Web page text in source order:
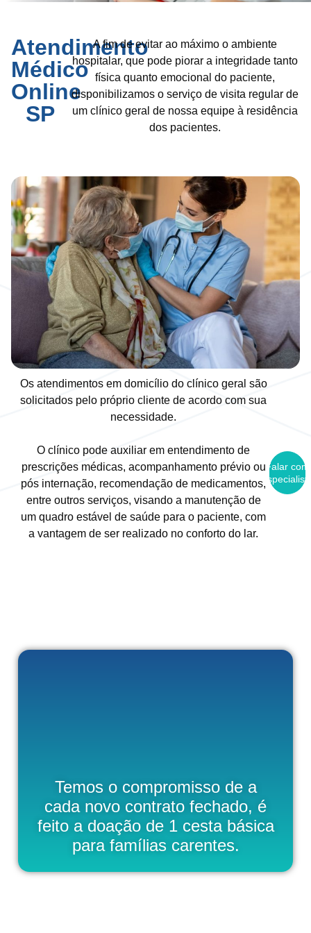
Atendimento
Médico
Online
SP
A fim de evitar ao máximo o ambiente
hospitalar, que pode piorar a integridade tanto
física quanto emocional do paciente,
disponibilizamos o serviço de visita regular de
um clínico geral de nossa equipe à residência
dos pacientes.
Falar com
Os atendimentos em domicílio do clínico geral são
solicitados pelo próprio cliente de acordo com sua
necessidade.
O clínico pode auxiliar em entendimento de
prescrições médicas, acompanhamento prévio ou
pós internação, recomendação de medicamentos,
entre outros serviços, visando a manutenção de
um quadro estável de saúde para o paciente, com
a vantagem de ser realizado no conforto do lar.
Temos o compromisso de a
cada novo contrato fechado, é
feito a doação de 1 cesta básica
para famílias carentes.